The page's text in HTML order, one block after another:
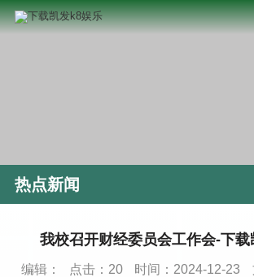
热点新闻
我校召开财经委员会工作会-下
编辑： 点击： 20 时间：2024-12-23